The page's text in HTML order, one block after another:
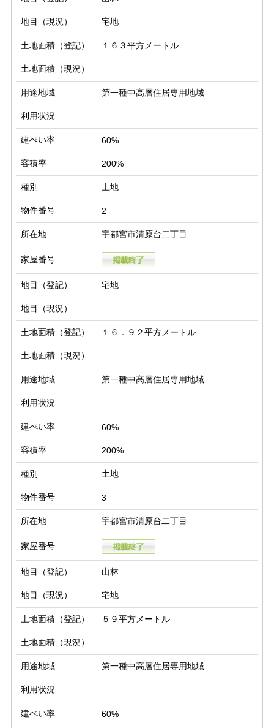
地目（現況） 宅地
土地面積（登記） １６３平方メートル
土地面積（現況）
用途地域 第一種中高層住居専用地域
利用状況
建ぺい率 60%
容積率 200%
種別 土地
物件番号 2
所在地 宇都宮市清原台二丁目
家屋番号
地目（登記） 宅地
地目（現況）
土地面積（登記） １６．９２平方メートル
土地面積（現況）
用途地域 第一種中高層住居専用地域
利用状況
建ぺい率 60%
容積率 200%
種別 土地
物件番号 3
所在地 宇都宮市清原台二丁目
家屋番号
地目（登記） 山林
地目（現況） 宅地
土地面積（登記） ５９平方メートル
土地面積（現況）
用途地域 第一種中高層住居専用地域
利用状況
建ぺい率 60%